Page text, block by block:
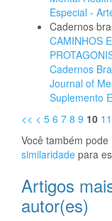
Especial -
Cadernos
CAMINHOS
Cadernos
Journal of
Suplemento
<< < 5 6 7 8 9 10 11
Você também pode
similaridade para
Artigos
autor(es)